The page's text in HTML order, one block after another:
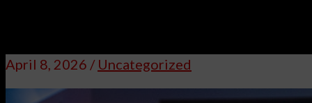
April 8, 2026 / Uncategorized